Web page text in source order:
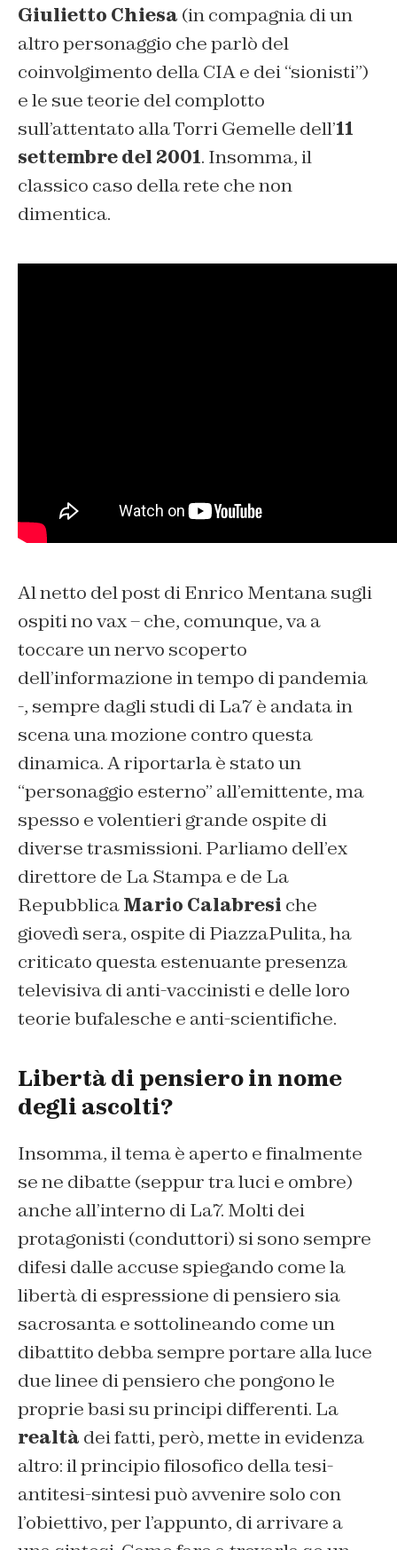
Giulietto Chiesa (in compagnia di un
altro personaggio che parlò del
coinvolgimento della CIA e dei “sionisti”)
e le sue teorie del complotto
sull’attentato alla Torri Gemelle dell’11
settembre del 2001. Insomma, il
classico caso della rete che non
dimentica.
Al netto del post di Enrico Mentana sugli
ospiti no vax – che, comunque, va a
toccare un nervo scoperto
dell’informazione in tempo di pandemia
-, sempre dagli studi di La7 è andata in
scena una mozione contro questa
dinamica. A riportarla è stato un
“personaggio esterno” all’emittente, ma
spesso e volentieri grande ospite di
diverse trasmissioni. Parliamo dell’ex
direttore de La Stampae de La
RepubblicaMario Calabresi che
giovedì sera, ospite di PiazzaPulita, ha
criticato questa estenuante presenza
televisiva di anti-vaccinisti e delle loro
teorie bufalesche e anti-scientifiche.
Libertà di pensiero in nome
degli ascolti?
Insomma, il tema è aperto e finalmente
se ne dibatte (seppur tra luci e ombre)
anche all’interno di La7. Molti dei
protagonisti (conduttori) si sono sempre
difesi dalle accuse spiegando come la
libertà di espressione di pensiero sia
sacrosanta e sottolineando come un
dibattito debba sempre portare alla luce
due linee di pensiero che pongono le
proprie basi su principi differenti. La
realtà dei fatti, però, mette in evidenza
altro: il principio filosofico della tesi-
antitesi-sintesi può avvenire solo con
l’obiettivo, per l’appunto, di arrivare a